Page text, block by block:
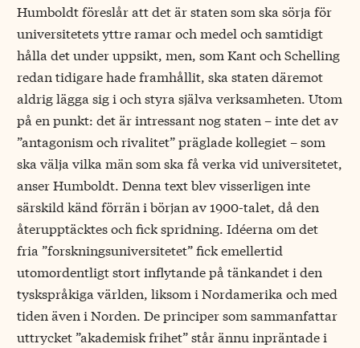
Humboldt föreslår att det är staten som ska sörja för
universitetets yttre ramar och medel och samtidigt
hålla det under uppsikt, men, som Kant och Schelling
redan tidigare hade framhållit, ska staten däremot
aldrig lägga sig i och styra själva verksamheten. Utom
på en punkt: det är intressant nog staten – inte det av
”antagonism och rivalitet” präglade kollegiet – som
ska välja vilka män som ska få verka vid universitetet,
anser Humboldt. Denna text blev visserligen inte
särskild känd förrän i början av 1900-talet, då den
återupptäcktes och fick spridning. Idéerna om det
fria ”forskningsuniversitetet” fick emellertid
utomordentligt stort inflytande på tänkandet i den
tyskspråkiga världen, liksom i Nordamerika och med
tiden även i Norden. De principer som sammanfattar
uttrycket ”akademisk frihet” står ännu inpräntade i